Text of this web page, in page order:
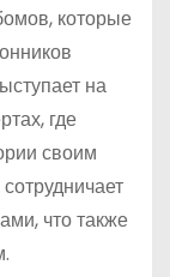
которые
на
где
своим
что также